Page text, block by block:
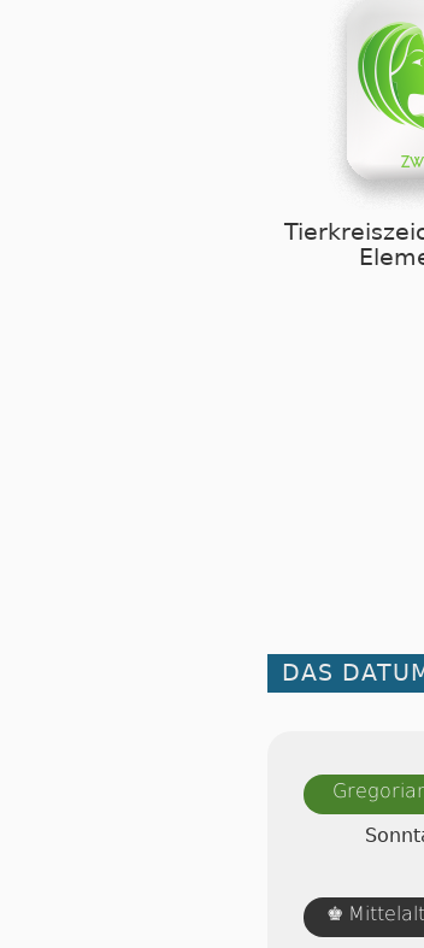
DAS
♚